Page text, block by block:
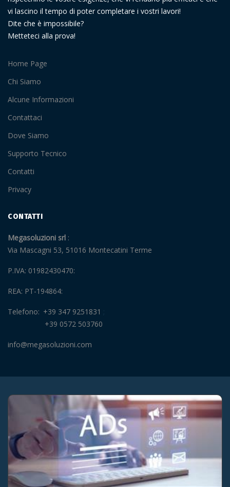
vi lascino il tempo di poter completare i vostri lavori!
Dite che è impossibile?
Metteteci alla prova!
Home Page
Chi Siamo
Alcune Informazioni
Contattaci
Dove Siamo
Supporto Tecnico
Contatti
Privacy
CONTATTI
Megasoluzioni srl
Via Mascagni 53, 51016 Montecatini Terme
P.IVA: 01982430470
REA: PT-194864
Telefono
+39 347 9251831
+39 0572 503760
info@megasoluzioni.com